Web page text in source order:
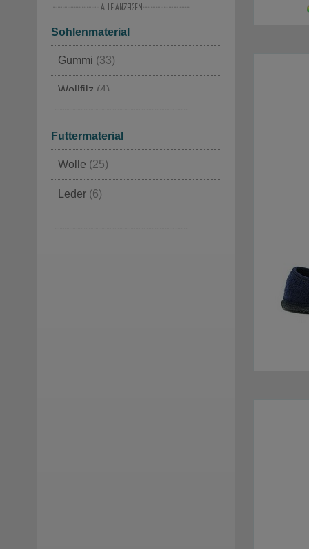
(5)
Lammfell(4)
Seehund(3)
Sohlenmaterial
Gummi (33)
Wollfilz (4)
Futtermaterial
Wolle (25)
Leder (6)